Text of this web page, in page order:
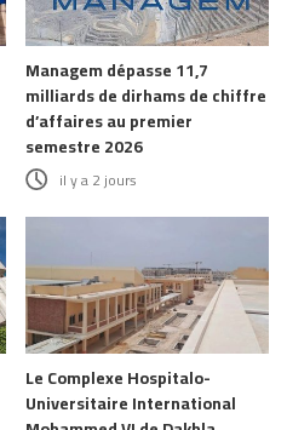
Managem dépasse 11,7
milliards de dirhams de chiffre
d’affaires au premier
semestre 2026
il y a 2 jours
Le Complexe Hospitalo-
Universitaire International